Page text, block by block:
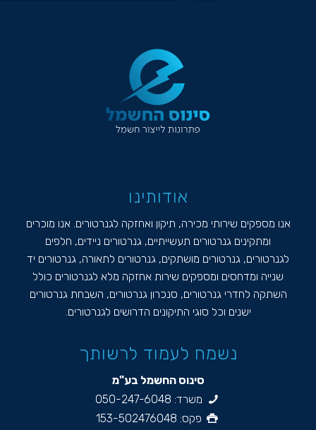
אודותינו
אנו מספקים שירותי מכירה, תיקון ואחזקה לגנרטורים. אנו מוכרים
ומתקינים גנרטורים תעשייתיים, גנרטורים ניידים, חלפים
לגנרטורים, גנרטורים מושתקים, גנרטורים לתאורה, גנרטורים יד
שנייה ומדחסים ומספקים שירות אחזקה מלא לגנרטורים כולל
השתקה לחדרי גנרטורים, סנכרון גנרטורים, השבחת גנרטורים
ישנים וכל סוגי התיקונים הדרושים לגנרטורים.
נשמח לעמוד לרשותך
סינוס החשמל בע"מ
משרד: 050-247-6048
פקס: 153-502476048